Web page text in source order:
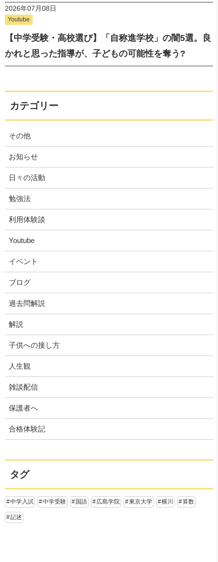
2026年07月08日
Youtube
【中学受験・高校選び】「自称進学校」の闇5選。良
かれと思った指導が、子どもの可能性を奪う?
カテゴリー
その他
お知らせ
日々の活動
勉強法
利用体験談
Youtube
イベント
ブログ
過去問解説
解説
子供への接し方
人生観
雑談配信
保護者へ
合格体験記
タグ
中学入試 中学受験 国語 広島学院 東京大学 横川 算数
記述